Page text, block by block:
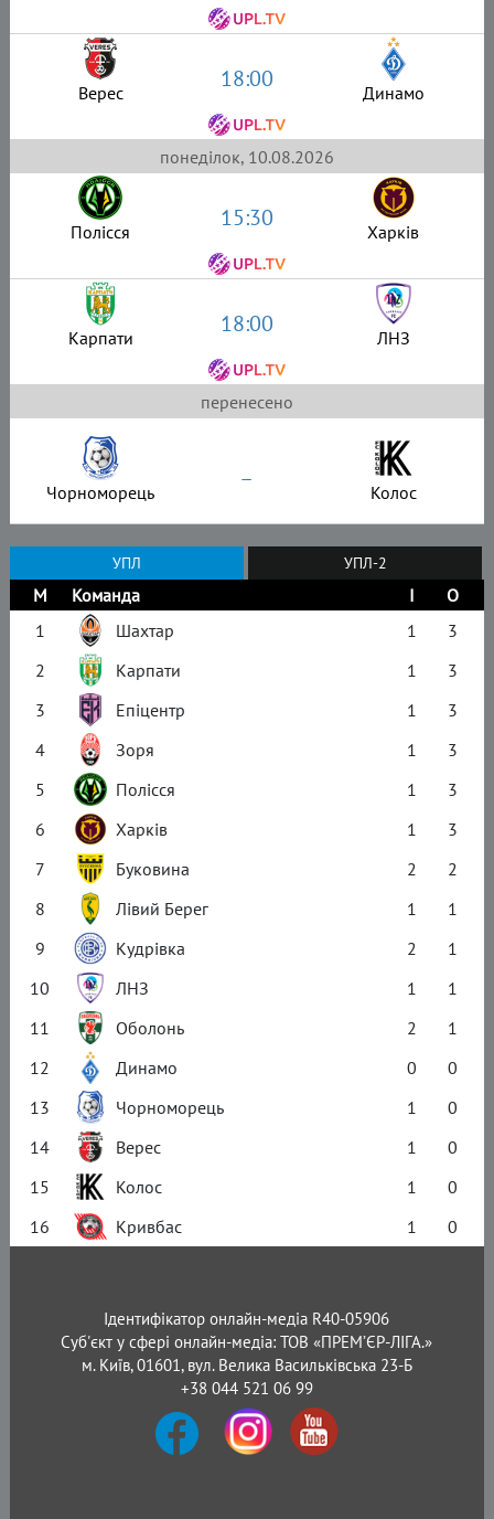
Верес 18:00 Динамо
понеділок, 10.08.2026
Полісся 15:30 Харків
Карпати 18:00 ЛНЗ
перенесено
Чорноморець – Колос
УПЛ УПЛ-2
М Команда І
О
1
Шахтар 1
3
2
Карпати 1
3
3
Епіцентр 1
3
4
Зоря 1
3
5
Полісся 1
3
6
Харків 1
3
7
Буковина 2
2
8
Лівий Берег 1
1
9
Кудрівка 2
1
10
ЛНЗ 1
1
11
Оболонь 2
1
12
Динамо 0
0
13
Чорноморець 1
0
14
Верес 1
0
15
Колос 1
0
16
Кривбас 1 0
Ідентифікатор онлайн-медіа R40-05906
Суб'єкт у сфері онлайн-медіа: ТОВ «ПРЕМ’ЄР-ЛІГА.»
м. Київ, 01601, вул. Велика Васильківська 23-Б
+38 044 521 06 99